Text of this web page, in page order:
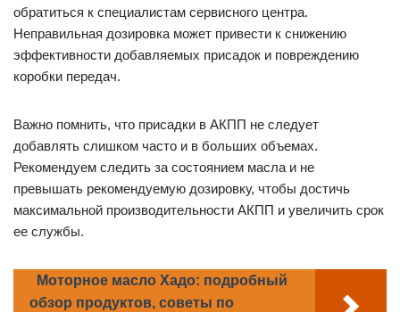
обратиться к специалистам сервисного центра.
Неправильная дозировка может привести к снижению
эффективности добавляемых присадок и повреждению
коробки передач.
Важно помнить, что присадки в АКПП не следует
добавлять слишком часто и в больших объемах.
Рекомендуем следить за состоянием масла и не
превышать рекомендуемую дозировку, чтобы достичь
максимальной производительности АКПП и увеличить срок
ее службы.
Моторное масло Хадо: подробный
обзор продуктов, советы по